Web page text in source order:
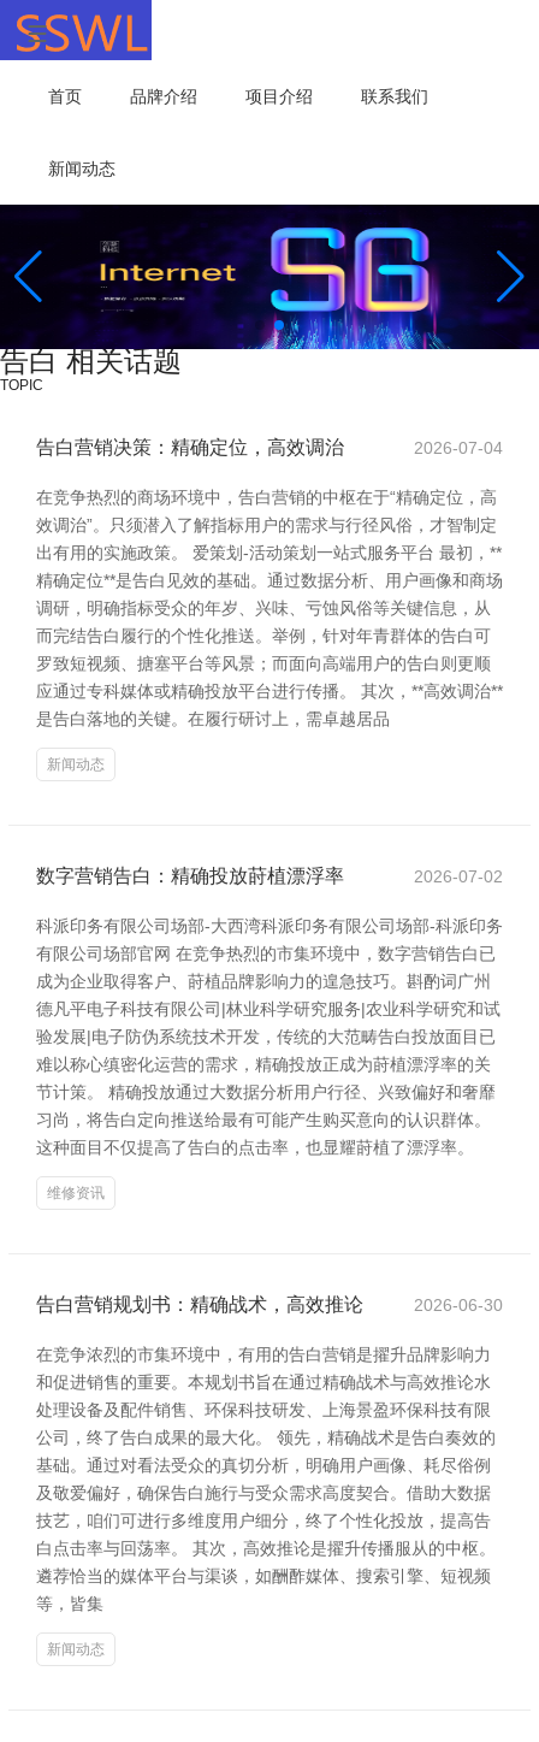
首页 品牌介绍 项目介绍 联系我们
新闻动态
告白 相关话题
TOPIC
告白营销决策：精确定位，高效调治 2026-07-04
在竞争热烈的商场环境中，告白营销的中枢在于“精确定位，高
效调治”。只须潜入了解指标用户的需求与行径风俗，才智制定
出有用的实施政策。 爱策划-活动策划一站式服务平台 最初，**
精确定位**是告白见效的基础。通过数据分析、用户画像和商场
调研，明确指标受众的年岁、兴味、亏蚀风俗等关键信息，从
而完结告白履行的个性化推送。举例，针对年青群体的告白可
罗致短视频、搪塞平台等风景；而面向高端用户的告白则更顺
应通过专科媒体或精确投放平台进行传播。 其次，**高效调治**
是告白落地的关键。在履行研讨上，需卓越居品
新闻动态
数字营销告白：精确投放莳植漂浮率 2026-07-02
科派印务有限公司场部-大西湾科派印务有限公司场部-科派印务
有限公司场部官网 在竞争热烈的市集环境中，数字营销告白已
成为企业取得客户、莳植品牌影响力的遑急技巧。斟酌词广州
德凡平电子科技有限公司|林业科学研究服务|农业科学研究和试
验发展|电子防伪系统技术开发，传统的大范畴告白投放面目已
难以称心缜密化运营的需求，精确投放正成为莳植漂浮率的关
节计策。 精确投放通过大数据分析用户行径、兴致偏好和奢靡
习尚，将告白定向推送给最有可能产生购买意向的认识群体。
这种面目不仅提高了告白的点击率，也显耀莳植了漂浮率。
维修资讯
告白营销规划书：精确战术，高效推论 2026-06-30
在竞争浓烈的市集环境中，有用的告白营销是擢升品牌影响力
和促进销售的重要。本规划书旨在通过精确战术与高效推论水
处理设备及配件销售、环保科技研发、上海景盈环保科技有限
公司，终了告白成果的最大化。 领先，精确战术是告白奏效的
基础。通过对看法受众的真切分析，明确用户画像、耗尽俗例
及敬爱偏好，确保告白施行与受众需求高度契合。借助大数据
技艺，咱们可进行多维度用户细分，终了个性化投放，提高告
白点击率与回荡率。 其次，高效推论是擢升传播服从的中枢。
遴荐恰当的媒体平台与渠谈，如酬酢媒体、搜索引擎、短视频
等，皆集
新闻动态